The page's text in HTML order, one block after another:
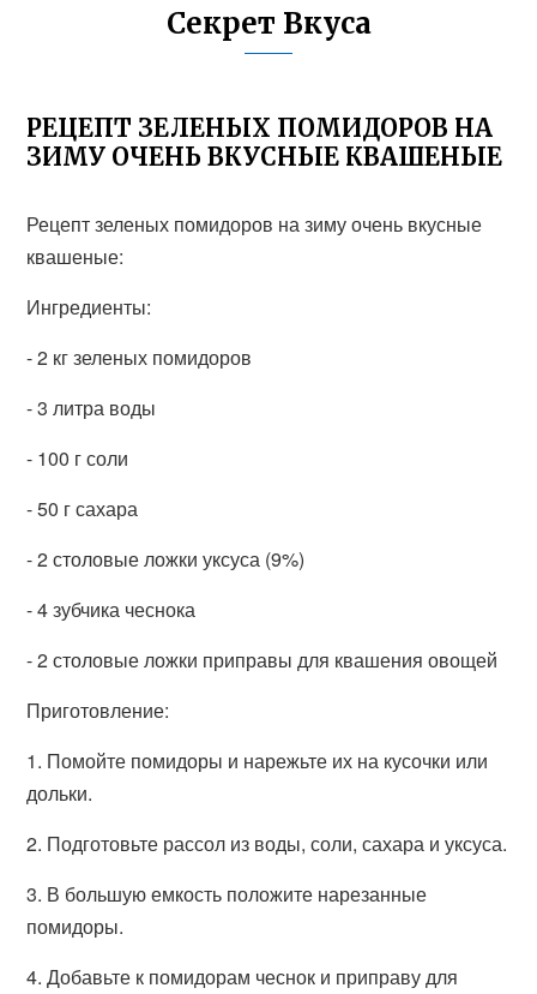
Секрет Вкуса
РЕЦЕПТ ЗЕЛЕНЫХ ПОМИДОРОВ НА
ЗИМУ ОЧЕНЬ ВКУСНЫЕ КВАШЕНЫЕ
Рецепт зеленых помидоров на зиму очень вкусные
квашеные:
Ингредиенты:
- 2 кг зеленых помидоров
- 3 литра воды
- 100 г соли
- 50 г сахара
- 2 столовые ложки уксуса (9%)
- 4 зубчика чеснока
- 2 столовые ложки приправы для квашения овощей
Приготовление:
1. Помойте помидоры и нарежьте их на кусочки или
дольки.
2. Подготовьте рассол из воды, соли, сахара и уксуса.
3. В большую емкость положите нарезанные
помидоры.
4. Добавьте к помидорам чеснок и приправу для